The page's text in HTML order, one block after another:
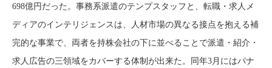
698億円だった。事務系派遣のテンプスタッフと、転職・求人メ
ディアのインテリジェンスは、人材市場の異なる接点を抱える補
完的な事業で、両者を持株会社の下に並べることで派遣・紹介・
求人広告の三領域をカバーする体制が出来た。同年3月にはパナ